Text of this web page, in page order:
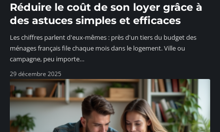
Réduire le coût de son loyer grâce à
des astuces simples et efficaces
Les chiffres parlent d'eux-mêmes : près d'un tiers du budget des
ménages français file chaque mois dans le logement. Ville ou
campagne, peu importe…
29 décembre 2025